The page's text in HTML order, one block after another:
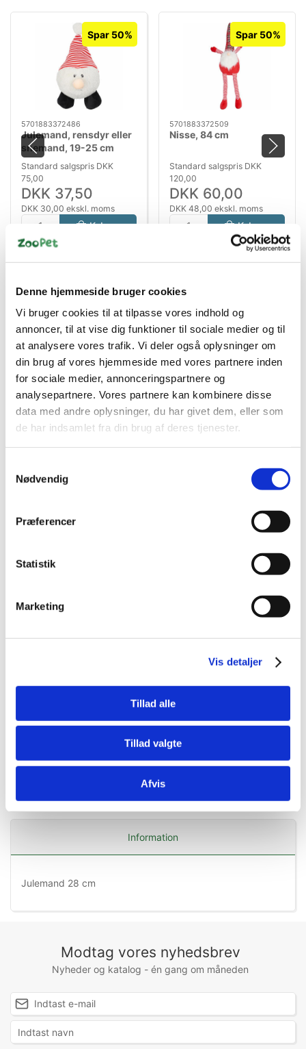
Denne hjemmeside bruger cookies
Vi bruger cookies til at tilpasse vores indhold og
annoncer, til at vise dig funktioner til sociale medier og til
at analysere vores trafik. Vi deler også oplysninger om
din brug af vores hjemmeside med vores partnere inden
for sociale medier, annonceringspartnere og
analysepartnere. Vores partnere kan kombinere disse
data med andre oplysninger, du har givet dem, eller som
de har indsamlet fra din brug af deres tjenester.
Nødvendig
Præferencer
Statistik
Marketing
Vis detaljer
Tillad alle
Tillad valgte
Afvis
Spar 50%
5701883372486
Julemand, rensdyr eller
snemand, 19-25 cm
Standard salgspris DKK
75,00
DKK 37,50
DKK 30,00 ekskl. moms
Køb nu
På lager
Spar 50%
5701883372509
Nisse, 84 cm
Standard salgspris DKK
120,00
DKK 60,00
DKK 48,00 ekskl. moms
Køb nu
Bestsælgende varer i Hundelegetøj
85004030
Ræv L
Standard salgspris DKK
99,95
Spar 50%
Warm bear med pose til
Standard salgspris DKK
Køb nu
Information
Julemand 28 cm
Modtag vores nyhedsbrev
Nyheder og katalog - én gang om måneden